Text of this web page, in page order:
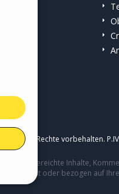
Alle Rechte vorbehalten.
eingereichte Inhalte,
mit oder bezogen auf